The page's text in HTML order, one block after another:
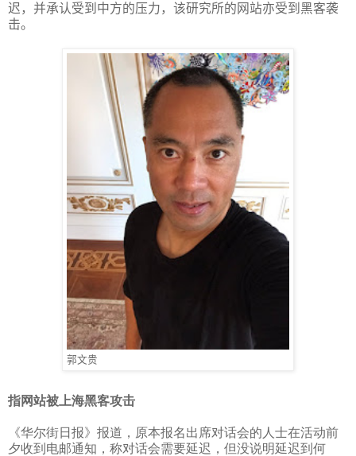
迟，并承认受到中方的压力，该研究所的网站亦受到黑客袭
击。
郭文贵
指网站被上海黑客攻击
《华尔街日报》报道，原本报名出席对话会的人士在活动前
夕收到电邮通知，称对话会需要延迟，但没说明延迟到何